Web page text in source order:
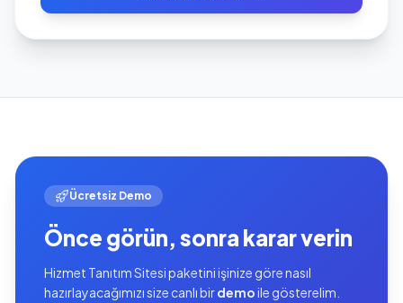
Ücretsiz Demo
Önce görün, sonra karar verin
Hizmet Tanıtım Sitesi paketini işinize göre nasıl
hazırlayacağımızı size canlı birdemoile gösterelim.